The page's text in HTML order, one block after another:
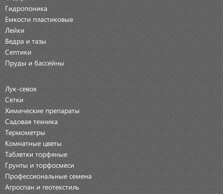
Гидропоника
Емкости пластиковые
Лейки
Ведра и тазы
Септики
Пруды и бассейны
Лук-севок
Сетки
Химические препараты
Садовая техника
Термометры
Комнатные цветы
Таблетки торфяные
Грунты и торфосмеси
Профессиональные семена
Агроспан и геотекстиль